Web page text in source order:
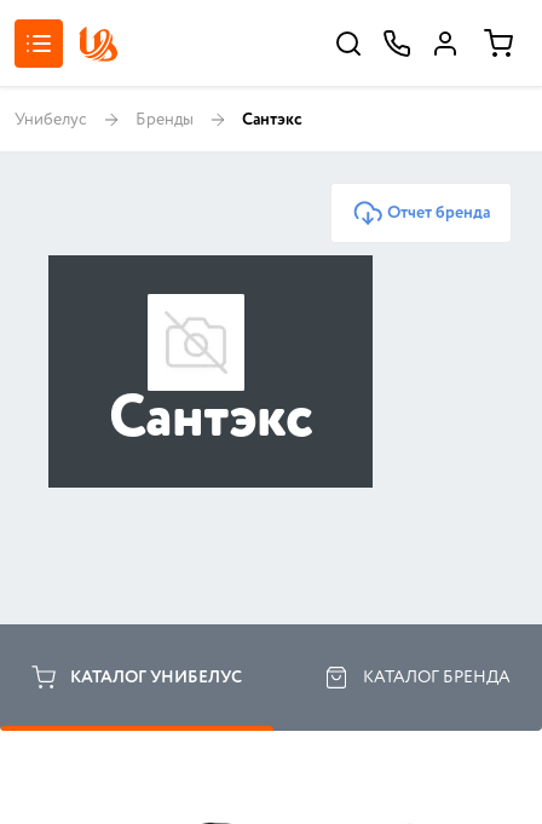
Унибелус Бренды Сантэкс
Отчет бренда
Сантэкс
КАТАЛОГ УНИБЕЛУС КАТАЛОГ БРЕНДА